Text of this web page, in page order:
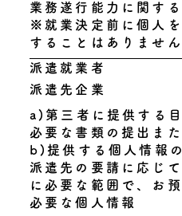
業務遂行能力に関す
※就業決定前に個人
することはありません
派遣就業者
派遣先企業
a)第三者に提供する
必要な書類の提出ま
b)提供する個人情報
派遣先の要請に応じ
に必要な範囲で、お
必要な個人情報